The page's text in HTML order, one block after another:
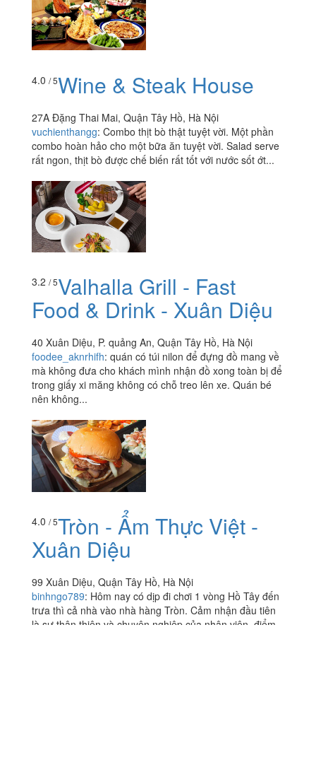
4.0 / 5Wine & Steak House
27A Đặng Thai Mai, Quận Tây Hồ, Hà Nội
vuchienthangg: Combo thịt bò thật tuyệt vời. Một phần
combo hoàn hảo cho một bữa ăn tuyệt vời. Salad serve
rất ngon, thịt bò được chế biến rất tốt với nước sốt ớt...
3.2 / 5Valhalla Grill - Fast
Food & Drink - Xuân Diệu
40 Xuân Diệu, P. quảng An, Quận Tây Hồ, Hà Nội
foodee_aknrhifh: quán có túi nilon để đựng đồ mang về
mà không đưa cho khách mình nhận đồ xong toàn bị để
trong giấy xi măng không có chỗ treo lên xe. Quán bé
nên không...
4.0 / 5Tròn - Ẩm Thực Việt -
Xuân Diệu
99 Xuân Diệu, Quận Tây Hồ, Hà Nội
binhngo789: Hôm nay có dịp đi chơi 1 vòng Hồ Tây đến
trưa thì cả nhà vào nhà hàng Tròn. Cảm nhận đầu tiên
là sự thân thiện và chuyên nghiệp của nhân viên, điểm...